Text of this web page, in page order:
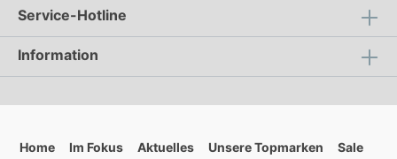
Service-Hotline
Information
Home Im Fokus Aktuelles Unsere Topmarken Sale